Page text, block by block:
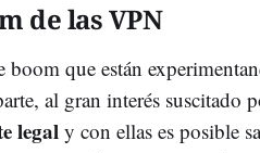
de las VPN
boom que están
al gran interés suscitado
legaly con ellas es posible